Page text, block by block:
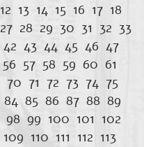
12 13 14 15 16 17 18
27 28 29 30 31 32 33
42 43 44 45 46 47
56 57 58 59 60 61
70 71 72 73 74 75
84 85 86 87 88 89
98 99 100 101 102
109 110 111 112 113